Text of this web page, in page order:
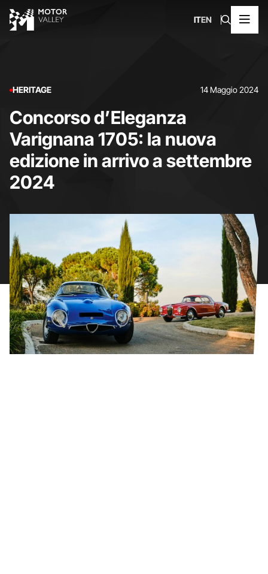
ITEN
HERITAGE 14 Maggio 2024
Concorso d’Eleganza
Varignana 1705: la nuova
edizione in arrivo a settembre
2024